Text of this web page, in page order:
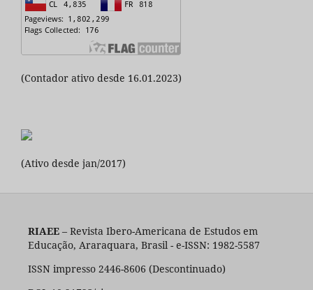
(Contador ativo desde 16.01.2023)
(Ativo desde jan/2017)
RIAEE– Revista Ibero-Americana de Estudos em
Educação, Araraquara, Brasil - e-ISSN: 1982-5587
ISSN impresso 2446-8606 (Descontinuado)